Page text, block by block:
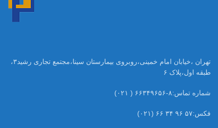
تهران ،خیابان امام خمینی،روبروی بیمارستان سینا،مجتمع تجاری رشید۳،
طبقه اول،پلاک ۶
شماره تماس:۸-۶۶۳۴۹۶۵۶ ( ۰۲۱)
فکس:۵۷ ۹۶ ۳۴ ۶۶ (۰۲۱)